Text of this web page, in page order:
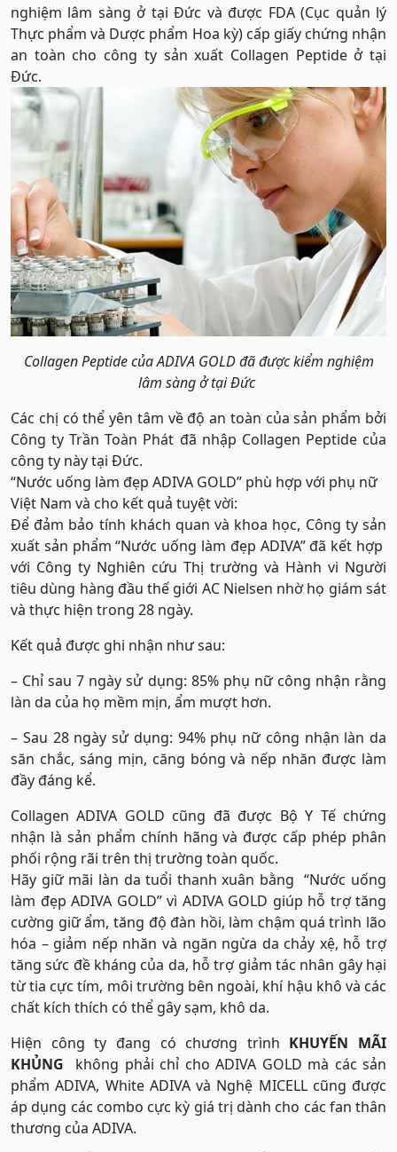
nghiệm lâm sàng ở tại Đức và được FDA (Cục quản lý
Thực phẩm và Dược phẩm Hoa kỳ) cấp giấy chứng nhận
an toàn cho công ty sản xuất Collagen Peptide ở tại
Đức.
Collagen Peptide của ADIVA GOLD đã được kiểm nghiệm
lâm sàng ở tại Đức
Các chị có thể yên tâm về độ an toàn của sản phẩm bởi
Công ty Trần Toàn Phát đã nhập Collagen Peptide của
công ty này tại Đức.
“Nước uống làm đẹp ADIVA GOLD” phù hợp với phụ nữ
Việt Nam và cho kết quả tuyệt vời:
Để đảm bảo tính khách quan và khoa học, Công ty sản
xuất sản phẩm “Nước uống làm đẹp ADIVA” đã kết hợp
với Công ty Nghiên cứu Thị trường và Hành vi Người
tiêu dùng hàng đầu thế giới AC Nielsen nhờ họ giám sát
và thực hiện trong 28 ngày.
Kết quả được ghi nhận như sau:
– Chỉ sau 7 ngày sử dụng: 85% phụ nữ công nhận rằng
làn da của họ mềm mịn, ẩm mượt hơn.
– Sau 28 ngày sử dụng: 94% phụ nữ công nhận làn da
săn chắc, sáng mịn, căng bóng và nếp nhăn được làm
đầy đáng kể.
Collagen ADIVA GOLD cũng đã được Bộ Y Tế chứng
nhận là sản phẩm chính hãng và được cấp phép phân
phối rộng rãi trên thị trường toàn quốc.
Hãy giữ mãi làn da tuổi thanh xuân bằng “Nước uống
làm đẹp ADIVA GOLD” vì ADIVA GOLD giúp hỗ trợ tăng
cường giữ ẩm, tăng độ đàn hồi, làm chậm quá trình lão
hóa – giảm nếp nhăn và ngăn ngừa da chảy xệ, hỗ trợ
tăng sức đề kháng của da, hỗ trợ giảm tác nhân gây hại
từ tia cực tím, môi trường bên ngoài, khí hậu khô và các
chất kích thích có thể gây sạm, khô da.
Hiện công ty đang có chương trình KHUYẾN MÃI
KHỦNG
không phải chỉ cho ADIVA GOLD mà các sản
phẩm ADIVA, White ADIVA và Nghệ MICELL cũng được
áp dụng các combo cực kỳ giá trị dành cho các fan thân
thương của ADIVA.